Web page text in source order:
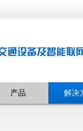
产品 解决